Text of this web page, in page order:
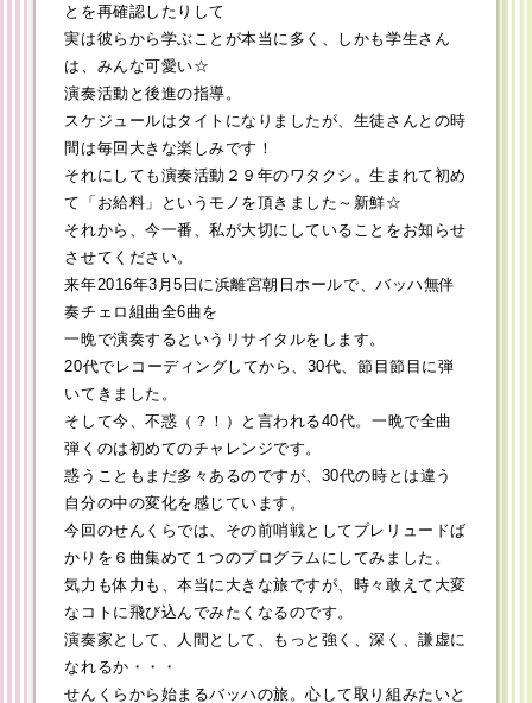
とを再確認したりして
実は彼らから学ぶことが本当に多く、しかも学生さん
は、みんな可愛い☆
演奏活動と後進の指導。
スケジュールはタイトになりましたが、生徒さんとの時
間は毎回大きな楽しみです！
それにしても演奏活動２９年のワタクシ。生まれて初め
て「お給料」というモノを頂きました～新鮮☆
それから、今一番、私が大切にしていることをお知らせ
させてください。
来年2016年3月5日に浜離宮朝日ホールで、バッハ無伴
奏チェロ組曲全6曲を
一晩で演奏するというリサイタルをします。
20代でレコーディングしてから、30代、節目節目に弾
いてきました。
そして今、不惑（？！）と言われる40代。一晩で全曲
弾くのは初めてのチャレンジです。
惑うこともまだ多々あるのですが、30代の時とは違う
自分の中の変化を感じています。
今回のせんくらでは、その前哨戦としてプレリュードば
かりを６曲集めて１つのプログラムにしてみました。
気力も体力も、本当に大きな旅ですが、時々敢えて大変
なコトに飛び込んでみたくなるのです。
演奏家として、人間として、もっと強く、深く、謙虚に
なれるか・・・
せんくらから始まるバッハの旅。心して取り組みたいと